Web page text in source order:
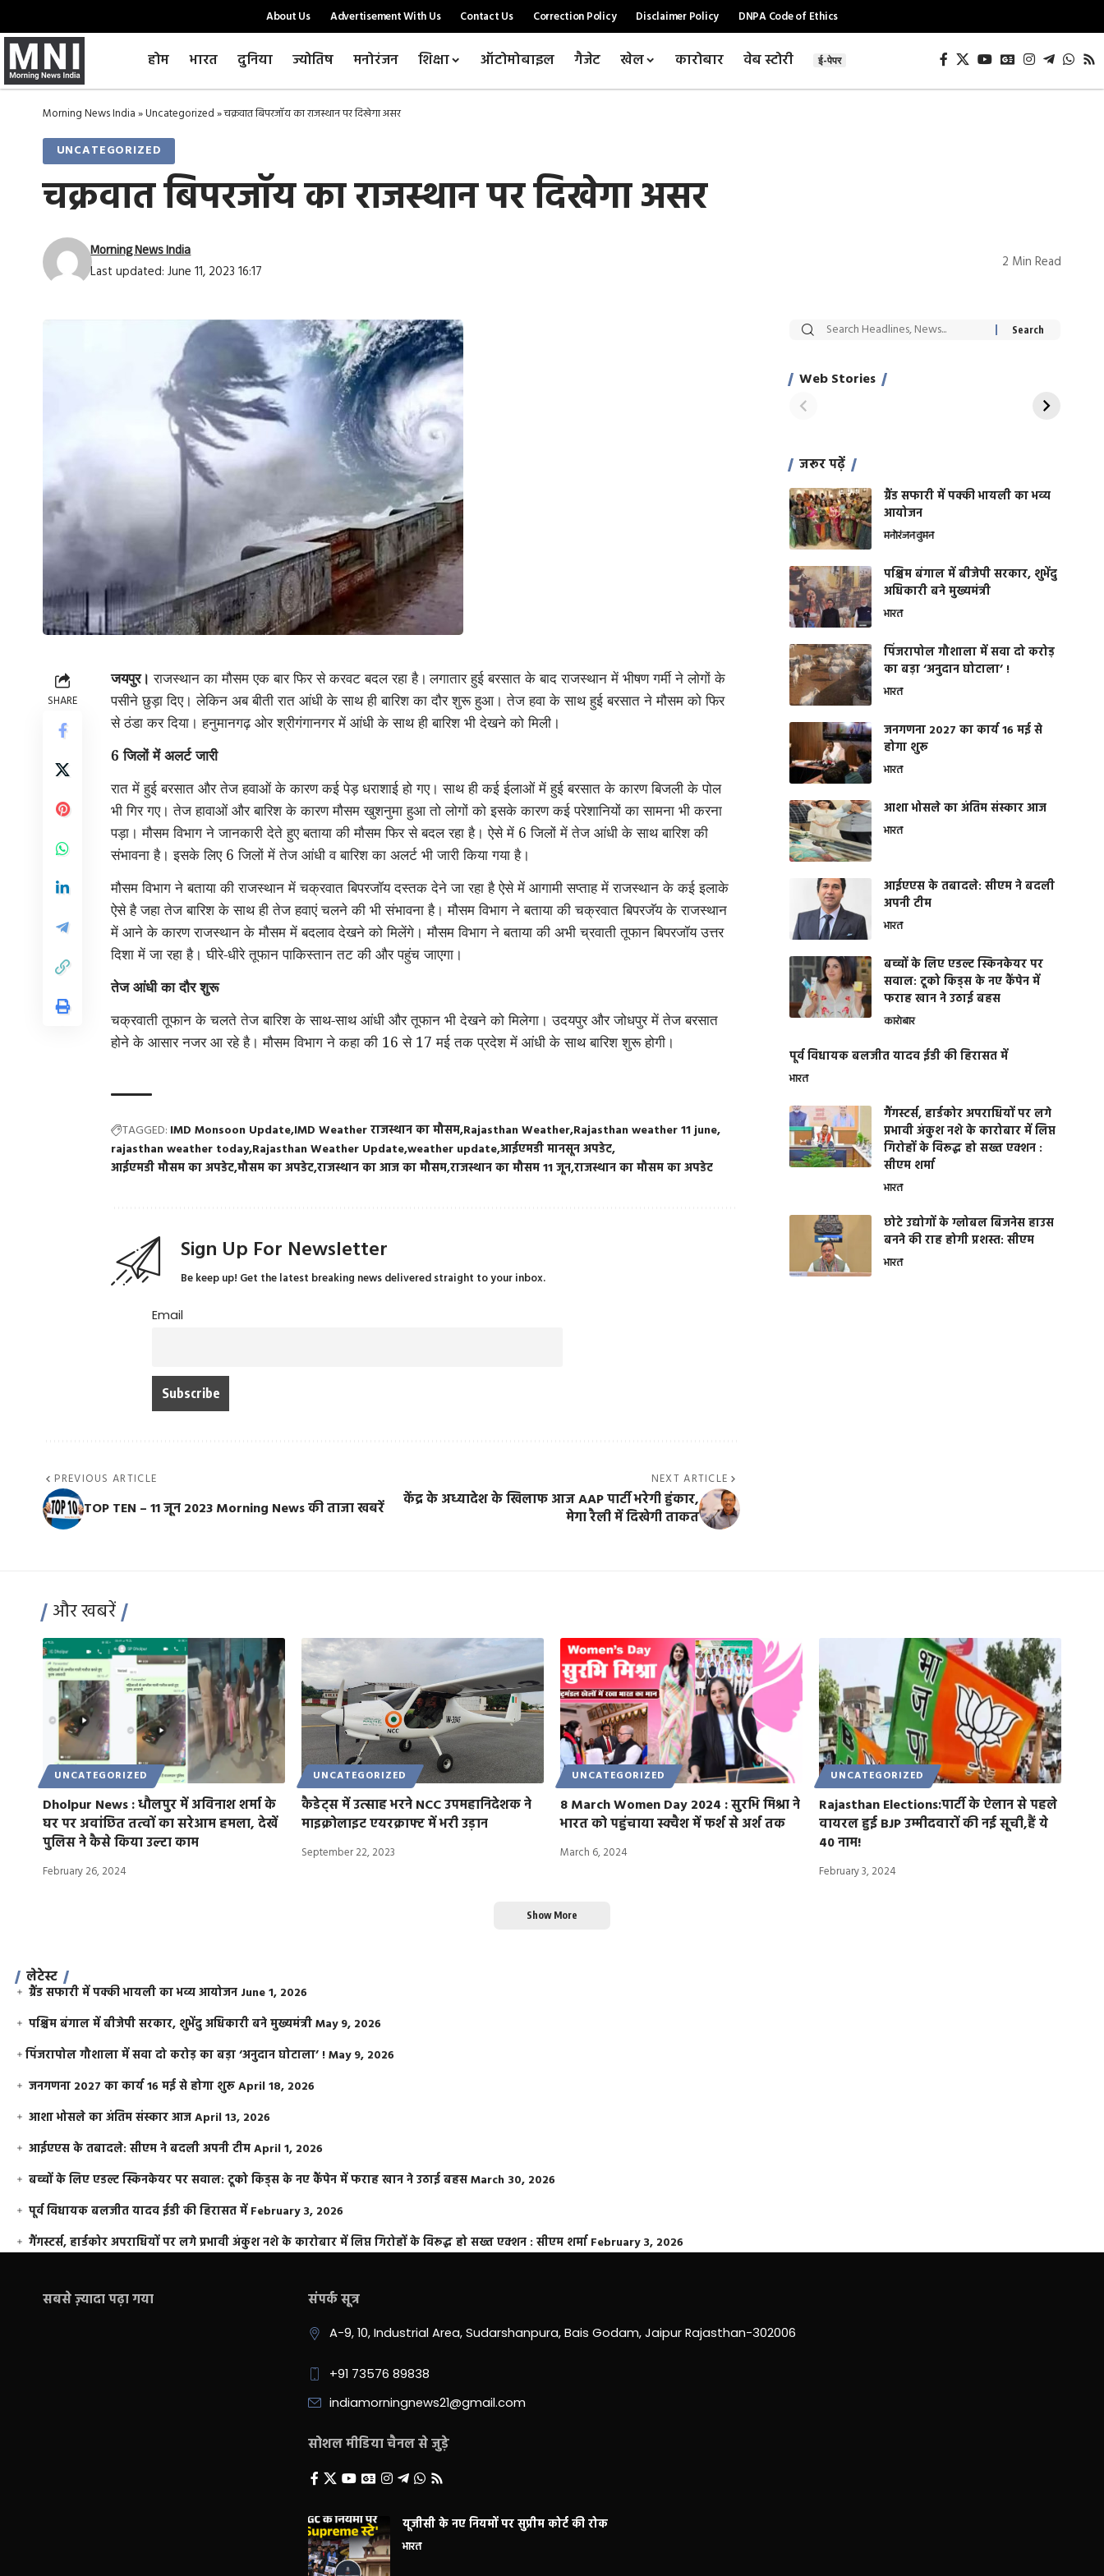
About Us Advertisement With Us Contact Us Correction Policy Disclaimer Policy DNPA Code of Ethics
होम भारत दुनिया ज्योतिष मनोरंजन शिक्षा ऑटोमोबाइल गैजेट खेल कारोबार वेब स्टोरी ई-पेपर
Morning News India»Uncategorized»चक्रवात बिपरजॉय का राजस्थान पर दिखेगा असर
UNCATEGORIZED
चक्रवात बिपरजॉय का राजस्थान पर दिखेगा असर
Last updated: June 11, 2023 16:17
Morning News India 2 Min Read
SHARE
जयपुर। राजस्थान का मौसम एक बारफिरसे करवट बदल रहा है। लगातार हुई बरसात के बाद राजस्थान में भीषण गर्मी ने लोगों के
पसीने छुड़ा दिए। लेकिन अब बीती रात आंधी के साथ ही बारिश का दौर शुरू हुआ। तेज हवा के साथ हुई बरसात ने मौसम कोफिर
से ठंडा कर दिया। हनुमानगढ़ ओर श्रीगंगानगर में आंधी के साथ ही बारिश भी देखने को मिली।
6 जिलों में अलर्ट जारी
रात में हुई बरसात और तेज हवाओं के कारण कई पेड़ धराशाई हो गए। साथ ही कई ईलाओं में हुई बरसात के कारण बिजली के पोल
भी गिर गए। तेज हावाओं और बारिश के कारण मौसम खुशनुमा हुआ तो लोगों को इसके कारण कई परेशानियों का सामना भी करना
पड़ा। मौसम विभाग ने जानकारी देते हुए बताया की मौसम फिर से बदल रहा है। ऐसे में 6 जिलों में तेज आंधी के साथ बारिश की
संभावना है। इसके लिए 6 जिलों में तेज आंधी व बारिश का अलर्ट भी जारी किया गया है।
मौसम विभाग ने बताया की राजस्थान में चक्रवात बिपरजॉय दस्तक देने जा रहा है ऐसे में आगामी सप्ताह में राजस्थान के कई इलाके
ऐसे है जहा तेज बारिश के साथ ही तेज हवाएं चलने की भी संभावना है। मौसम विभाग ने बताया की चक्रवात बिपरजॅय के राजस्थान
में आने के कारण राजस्थान के मौसम में बदलाव देखने को मिलेंगे। मौसम विभाग ने बताया की अभी च्रवाती तूफान बिपरजॉय उत्तर
दिशा में जा रहा है। घीरे-धीरे तूफान पाकिस्तान तट की और पहुंच जाएगा।
तेज आंधी का दौर शुरू
चक्रवाती तूफान के चलते तेज बारिश के साथ-साथ आंधी और तूफान भी देखने को मिलेगा। उदयपुर और जोधपुर में तेज बरसात
होने के आसार नजर आ रहे है। मौसम विभाग ने कहा की 16 से 17 मई तक प्रदेश में आंधी के साथ बारिश शुरू होगी।
TAGGED: IMD Monsoon Update IMD Weather राजस्थान का मौसम Rajasthan Weather Rajasthan weather 11 june
rajasthan weather today Rajasthan Weather Updateweather updateआईएमडी मानसून अपडेट
आईएमडी मौसम का अपडेटमौसम का अपडेटराजस्थान का आज का मौसमराजस्थान का मौसम 11 जूनराजस्थान का मौसम का अपडेट
Sign Up For Newsletter
Be keep up! Get the latest breaking news delivered straight to your inbox.
Email
PREVIOUS ARTICLE
TOP TEN – 11 जून 2023 Morning News की ताजा खबरें
NEXT ARTICLE
केंद्र के अध्यादेश के खिलाफ आज AAP पार्टी भरेगी हुंकार,
मेगा रैली में दिखेगी ताकत
Web Stories
सट्टेबाजी में अरेस्ट हुए
साहिल खान
रोज एक कच्चे लहसुन
जरूर पढ़ें
ग्रैंड सफारी में पक्की भायली का भव्य
आयोजन
मनोरंजनवुमन
पश्चिम बंगाल में बीजेपी सरकार, शुभेंदु
अधिकारी बने मुख्यमंत्री
भारत
​पिंजरापोल गौशाला में सवा दो करोड़
का बड़ा ‘अनुदान घोटाला’ !
भारत
जनगणना 2027 का कार्य 16 मई से
होगा शुरू
भारत
आशा भोसले का अंतिम संस्कार आज
भारत
आईएएस के तबादले: सीएम ने बदली
अपनी टीम
भारत
बच्चों के लिए एडल्ट स्किनकेयर पर
सवाल: टूको किड्स के नए कैंपेन में
फराह खान ने उठाई बहस
कारोबार
पूर्व विधायक बलजीत यादव ईडी की हिरासत में
भारत
गैंगस्टर्स, हार्डकोर अपराधियों पर लगे
प्रभावी अंकुश नशे के कारोबार में लिप्त
गिरोहों के विरूद्ध हो सख्त एक्शन :
सीएम शर्मा
भारत
छोटे उद्योगों के ग्लोबल बिजनेस हाउस
बनने की राह होगी प्रशस्त: सीएम
भारत
और खबरें
UNCATEGORIZED
Dholpur News : धौलपुर में अविनाश शर्मा के
घर पर अवांछित तत्वों का सरेआम हमला, देखें
पुलिस ने कैसे किया उल्टा काम
February 26, 2024
UNCATEGORIZED
कैडेट्स में उत्साह भरने NCC उपमहानिदेशक ने
माइक्रोलाइट एयरक्राफ्ट में भरी उड़ान
September 22, 2023
UNCATEGORIZED
8 March Women Day 2024 : सुरभि मिश्रा ने
भारत को पहुंचाया स्क्वैश में फर्श से अर्श तक
March 6, 2024
UNCATEGORIZED
Rajasthan Elections:पार्टी के ऐलान से पहले
वायरल हुई BJP उम्मीदवारों की नई सूची,हैं ये
40 नाम!
February 3, 2024
Show More
लेटेस्ट
ग्रैंड सफारी में पक्की भायली का भव्य आयोजन June 1, 2026
पश्चिम बंगाल में बीजेपी सरकार, शुभेंदु अधिकारी बने मुख्यमंत्रीMay 9, 2026
​पिंजरापोल गौशाला में सवा दो करोड़ का बड़ा ‘अनुदान घोटाला’ !May 9, 2026
जनगणना 2027 का कार्य 16 मई से होगा शुरूApril 18, 2026
आशा भोसले का अंतिम संस्कार आजApril 13, 2026
आईएएस के तबादले: सीएम ने बदली अपनी टीमApril 1, 2026
बच्चों के लिए एडल्ट स्किनकेयर पर सवाल: टूको किड्स के नए कैंपेन में फराह खान ने उठाई बहसMarch 30, 2026
पूर्व विधायक बलजीत यादव ईडी की हिरासत में February 3, 2026
गैंगस्टर्स, हार्डकोर अपराधियों पर लगे प्रभावी अंकुश नशे के कारोबार में लिप्त गिरोहों के विरूद्ध हो सख्त एक्शन : सीएम शर्मा February 3, 2026
सबसे ज़्यादा पढ़ा गया संपर्क सूत्र
A-9, 10, Industrial Area, Sudarshanpura, Bais Godam, Jaipur Rajasthan-302006
+91 73576 89838
indiamorningnews21@gmail.com
सोशल मीडिया चैनल से जुड़े
यूजीसी के नए नियमों पर सुप्रीम कोर्ट की रोक
भारत